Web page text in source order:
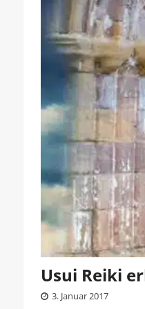
Usui Reiki
3. Januar 2017